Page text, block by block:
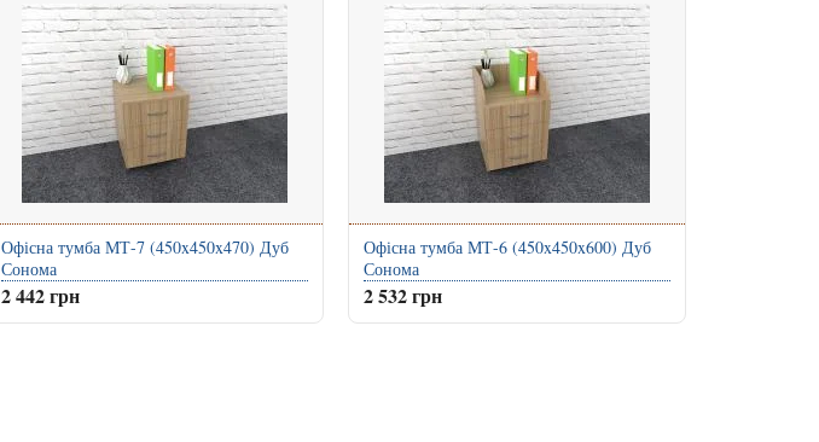
Офісна тумба МТ-7 (450x450x470) Дуб
Сонома
2 442 грн
Офісна тумба МТ-6 (450x450x600) Дуб
Сонома
2 532 грн